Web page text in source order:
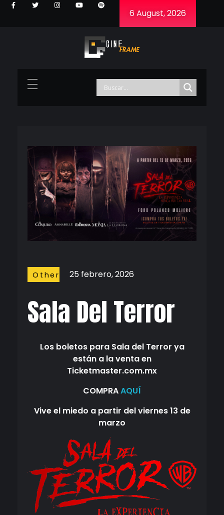
6 August, 2026
Sala Del Terror
25 febrero, 2026
Other
Los boletos para Sala del Terror ya
están a la venta en
Ticketmaster.com.mx
COMPRAAQUÍ
Vive el miedo a partir delviernes 13 de
marzo